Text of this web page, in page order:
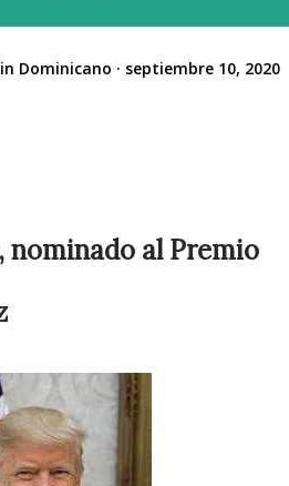
Dominicano septiembre 10, 2020
nominado al Premio